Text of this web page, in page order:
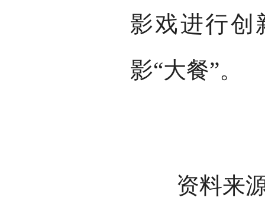
影戏进行创
影“大餐”。
资料来源